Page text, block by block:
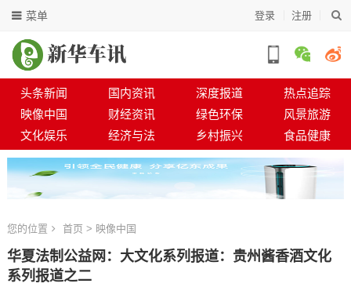
登录 注册
菜单
头条新闻 国内资讯 深度报道
热点追踪
映像中国
财经资讯 绿色环保
风景旅游
文化娱乐
经济与法 乡村振兴 食品健康
您的位置 首页 > 映像中国
华夏法制公益网：大文化系列报道：贵州酱香酒文化
系列报道之二